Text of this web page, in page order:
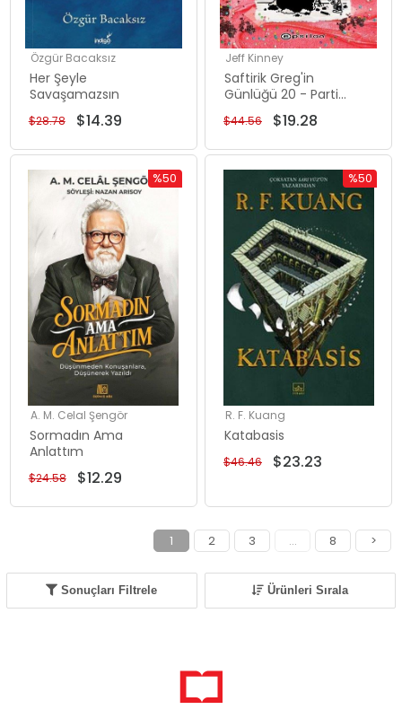
Özgür Bacaksız
Her Şeyle
Savaşamazsın
$14.39
$28.78
Jeff Kinney
Saftirik Greg'in
Günlüğü 20 - Parti
$19.28
$44.56
A. M. Celal Şengör
Sormadın Ama
Anlattım
$12.29
$24.58
%50
R. F. Kuang
Katabasis
$23.23
$46.46
%50
İndirim
1 2 3 ... 8 >
Sonuçları Filtrele Ürünleri Sırala